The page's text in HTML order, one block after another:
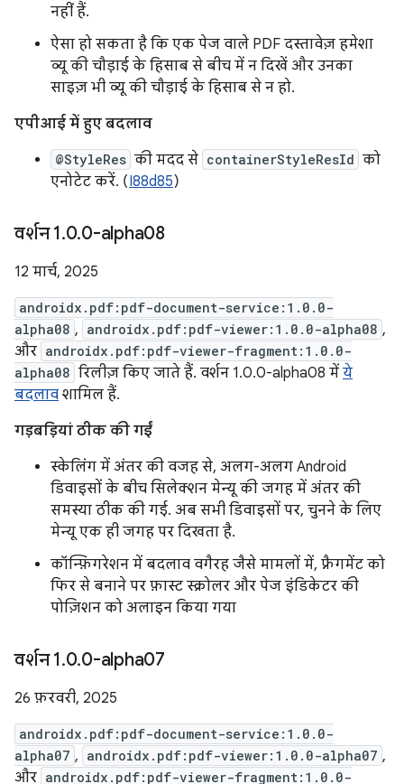
नहीं हैं.
ऐसा हो सकता है कि एक पेज वाले PDF दस्तावेज़ हमेशा
व्यू की चौड़ाई के हिसाब से बीच में न दिखें और उनका
साइज़ भी व्यू की चौड़ाई के हिसाब से न हो.
एपीआई में हुए बदलाव
@StyleRes की मदद से containerStyleResId को
एनोटेट करें. (I88d85)
वर्शन 1.0.0-alpha08
12 मार्च, 2025
androidx.pdf:pdf-document-service:1.0.0-
alpha08 , androidx.pdf:pdf-viewer:1.0.0-alpha08 ,
और androidx.pdf:pdf-viewer-fragment:1.0.0-
alpha08 रिलीज़ किए जाते हैं. वर्शन 1.0.0-alpha08 में ये
बदलाव शामिल हैं.
गड़बड़ियां ठीक की गईं
स्केलिंग में अंतर की वजह से, अलग-अलग Android
डिवाइसों के बीच सिलेक्शन मेन्यू की जगह में अंतर की
समस्या ठीक की गई. अब सभी डिवाइसों पर, चुनने के लिए
मेन्यू एक ही जगह पर दिखता है.
कॉन्फ़िगरेशन में बदलाव वगैरह जैसे मामलों में, फ़्रैगमेंट को
फिर से बनाने पर फ़ास्ट स्क्रोलर और पेज इंडिकेटर की
पोज़िशन को अलाइन किया गया
वर्शन 1.0.0-alpha07
26 फ़रवरी, 2025
androidx.pdf:pdf-document-service:1.0.0-
alpha07 , androidx.pdf:pdf-viewer:1.0.0-alpha07 ,
और androidx.pdf:pdf-viewer-fragment:1.0.0-